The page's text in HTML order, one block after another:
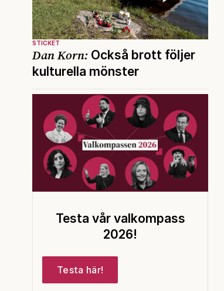
STICKET
Dan Korn: Också brott följer
kulturella mönster
Testa vår valkompass
2026!
Testa här!